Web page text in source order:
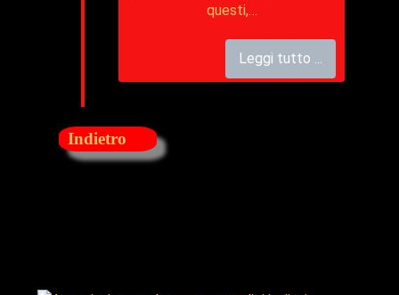
questi,…
Leggi tutto ...
Indietro